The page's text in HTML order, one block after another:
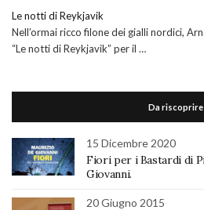
Le notti di Reykjavik
Nell’ormai ricco filone dei gialli nordici,
“Le notti di Reykjavik” per il …
Da riscoprire
15 Dicembre 2020
Fiori per i Bastardi di
Giovanni.
20 Giugno 2015